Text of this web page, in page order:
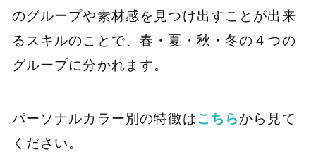
のグループや素材感を見つけ出すことが出来
るスキルのことで、春・夏・秋・冬の４つの
グループに分かれます。
パーソナルカラー別の特徴はこちらから見て
ください。